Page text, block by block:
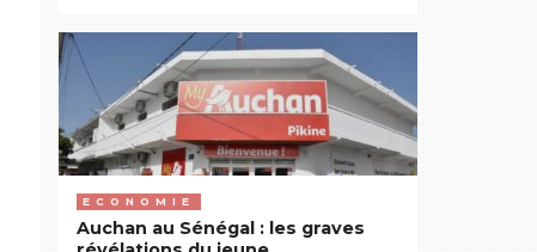
ECONOMIE
Auchan au Sénégal : les graves